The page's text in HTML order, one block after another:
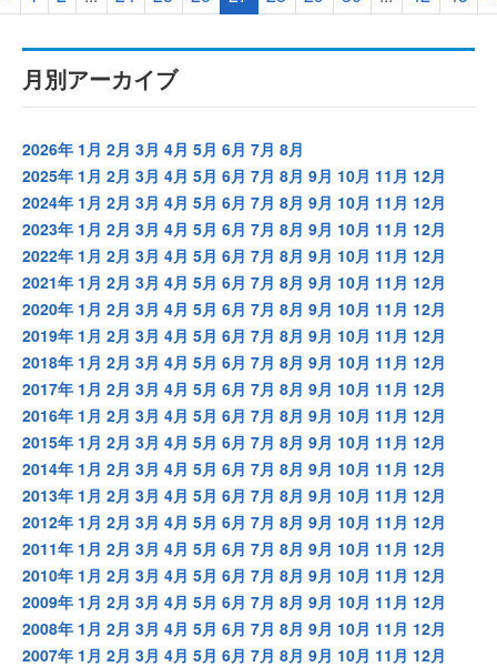
月別アーカイブ
2026年 1月 2月 3月 4月 5月 6月 7月 8月
2025年 1月 2月 3月 4月 5月 6月 7月 8月 9月 10月 11月 12月
2024年 1月 2月 3月 4月 5月 6月 7月 8月 9月 10月 11月 12月
2023年 1月 2月 3月 4月 5月 6月 7月 8月 9月 10月 11月 12月
2022年 1月 2月 3月 4月 5月 6月 7月 8月 9月 10月 11月 12月
2021年 1月 2月 3月 4月 5月 6月 7月 8月 9月 10月 11月 12月
2020年 1月 2月 3月 4月 5月 6月 7月 8月 9月 10月 11月 12月
2019年 1月 2月 3月 4月 5月 6月 7月 8月 9月 10月 11月 12月
2018年 1月 2月 3月 4月 5月 6月 7月 8月 9月 10月 11月 12月
2017年 1月 2月 3月 4月 5月 6月 7月 8月 9月 10月 11月 12月
2016年 1月 2月 3月 4月 5月 6月 7月 8月 9月 10月 11月 12月
2015年 1月 2月 3月 4月 5月 6月 7月 8月 9月 10月 11月 12月
2014年 1月 2月 3月 4月 5月 6月 7月 8月 9月 10月 11月 12月
2013年 1月 2月 3月 4月 5月 6月 7月 8月 9月 10月 11月 12月
2012年 1月 2月 3月 4月 5月 6月 7月 8月 9月 10月 11月 12月
2011年 1月 2月 3月 4月 5月 6月 7月 8月 9月 10月 11月 12月
2010年 1月 2月 3月 4月 5月 6月 7月 8月 9月 10月 11月 12月
2009年 1月 2月 3月 4月 5月 6月 7月 8月 9月 10月 11月 12月
2008年 1月 2月 3月 4月 5月 6月 7月 8月 9月 10月 11月 12月
2007年 1月 2月 3月 4月 5月 6月 7月 8月 9月 10月 11月 12月